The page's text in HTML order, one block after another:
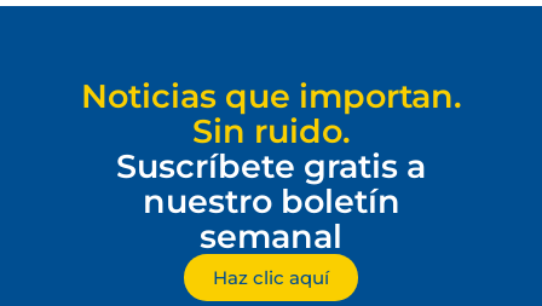
Noticias que importan.
Sin ruido.
Suscríbete gratis a
nuestro boletín
semanal
Haz clic aquí